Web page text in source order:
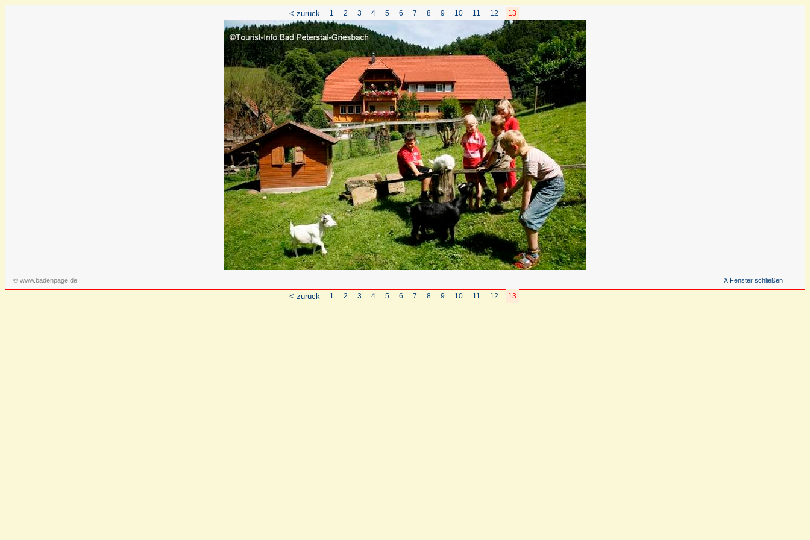
< zurück 1 2 3 4 5 6 7 8 9 10 11 12 13
© www.badenpage.de X Fenster schließen
< zurück 1 2 3 4 5 6 7 8 9 10 11 12 13